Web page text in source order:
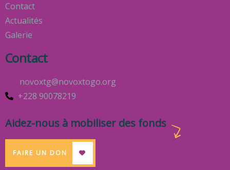
Contact
Actualités
Galerie
Contact
novoxtg@novoxtogo.org
+228 90078219
Aidez-nous à mobiliser des fonds
FAIRE UN DON